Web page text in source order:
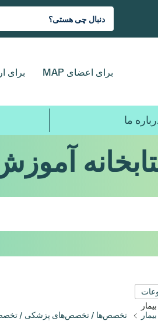
برای اعضای MAP برای
ما
تخصص‌ها / تخصص‌های پزشکی /